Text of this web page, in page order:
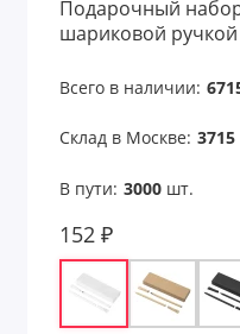
Подарочный
шариковой
Всего в наличии:
Склад в Москве: 3715
В пути: 3000шт.
152 ₽